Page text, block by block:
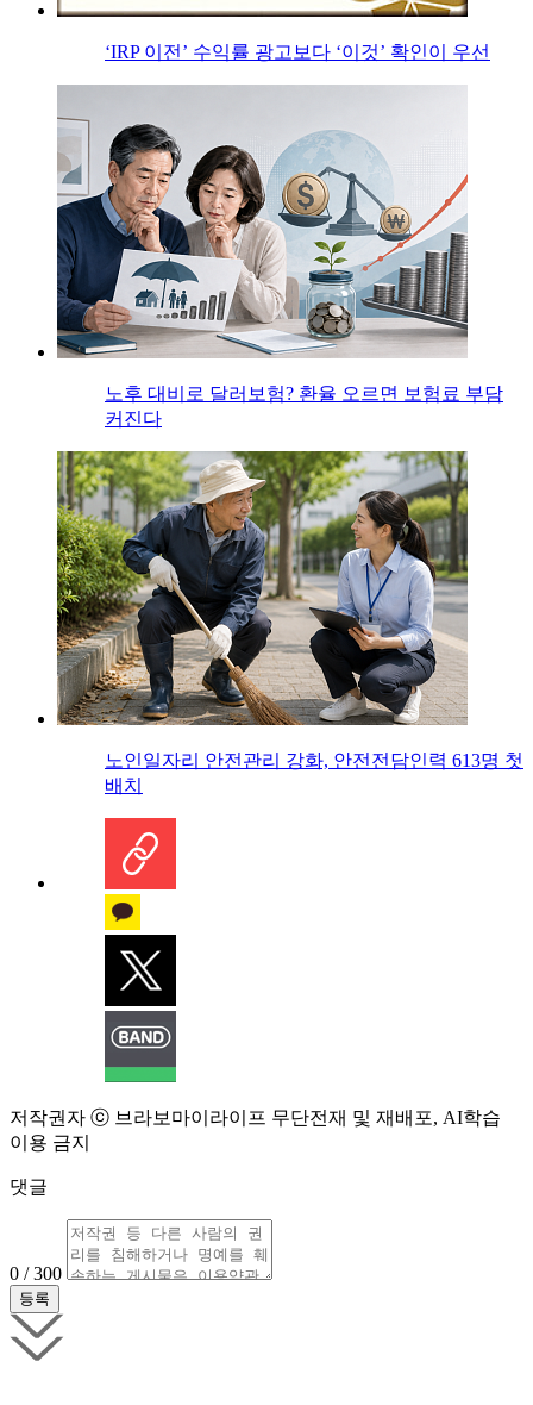
‘IRP 이전’ 수익률 광고보다 ‘이것’ 확인이 우선
노후 대비로 달러보험? 환율 오르면 보험료 부담
커진다
노인일자리 안전관리 강화, 안전전담인력 613명 첫
배치
저작권자 ⓒ 브라보마이라이프 무단전재 및 재배포, AI학습
이용 금지
댓글
0 / 300